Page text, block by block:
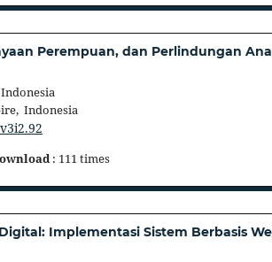
Perempuan, dan Perlindungan
Indonesia
: 111 times
Implementasi Sistem Berbasis